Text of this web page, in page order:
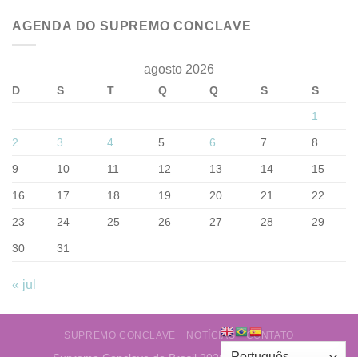
AGENDA DO SUPREMO CONCLAVE
agosto 2026
D S T Q Q S
S
1
2 3 4 5 6 7 8
9 10 11 12 13 14 15
16 17 18 19 20 21 22
23 24 25 26 27 28 29
30 31
« jul
SUPREMO CONCLAVE NOTÍCIAS CONTATO